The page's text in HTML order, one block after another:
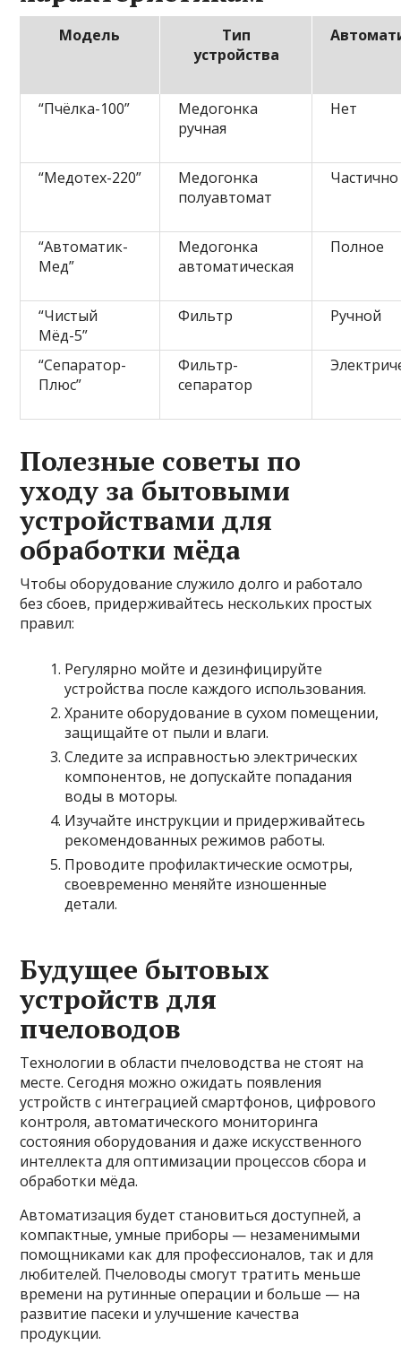
Модель
Тип
устройства
“Пчёлка-100”
Медогонка
ручная
Нет
“Медотех-220”
Медогонка
полуавтомат
Частично
“Автоматик-
Мед”
Медогонка
автоматическая
Полное
“Чистый
Мёд-5”
Фильтр Ручной
“Сепаратор-
Плюс”
Фильтр-
сепаратор
Полезные советы по
уходу за бытовыми
устройствами для
обработки мёда
Чтобы оборудование служило долго и работало
без сбоев, придерживайтесь нескольких простых
правил:
Регулярно мойте и дезинфицируйте
устройства после каждого использования.
Храните оборудование в сухом помещении,
защищайте от пыли и влаги.
Следите за исправностью электрических
компонентов, не допускайте попадания
воды в моторы.
Изучайте инструкции и придерживайтесь
рекомендованных режимов работы.
Проводите профилактические осмотры,
своевременно меняйте изношенные
детали.
Будущее бытовых
устройств для
пчеловодов
Технологии в области пчеловодства не стоят на
месте. Сегодня можно ожидать появления
устройств с интеграцией смартфонов, цифрового
контроля, автоматического мониторинга
состояния оборудования и даже искусственного
интеллекта для оптимизации процессов сбора и
обработки мёда.
Автоматизация будет становиться доступней, а
компактные, умные приборы — незаменимыми
помощниками как для профессионалов, так и для
любителей. Пчеловоды смогут тратить меньше
времени на рутинные операции и больше — на
развитие пасеки и улучшение качества
продукции.